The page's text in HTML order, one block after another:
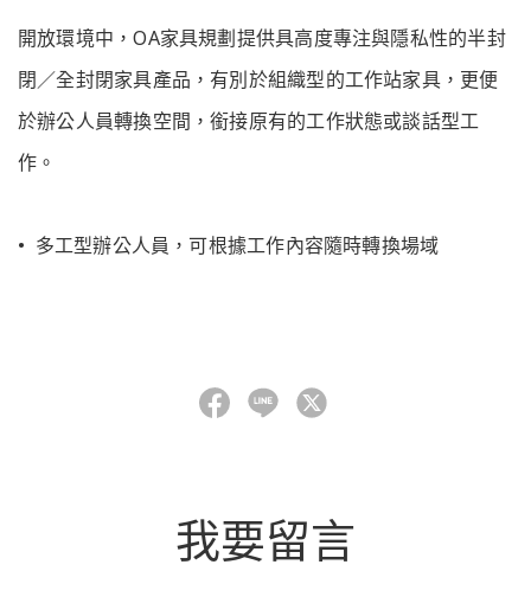
開放環境中，OA家具規劃提供具高度專注與隱私性的半封
閉／全封閉家具產品，有別於組織型的工作站家具，更便
於辦公人員轉換空間，銜接原有的工作狀態或談話型工
作。
• 多工型辦公人員，可根據工作內容隨時轉換場域
我要留言